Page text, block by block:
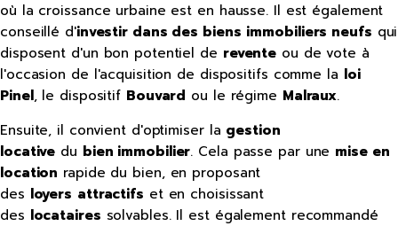
où la croissance urbaine est en hausse. Il est également
conseillé d'investir dans des biens immobiliers neufs qui
disposent d'un bon potentiel de revente ou de vote à
l'occasion de l'acquisition de dispositifs comme la loi
Pinel, le dispositif Bouvard ou le régime Malraux.
Ensuite, il convient d'optimiser la gestion
locative du bien immobilier. Cela passe par une mise en
location rapide du bien, en proposant
des loyers attractifs et en choisissant
des locataires solvables. Il est également recommandé